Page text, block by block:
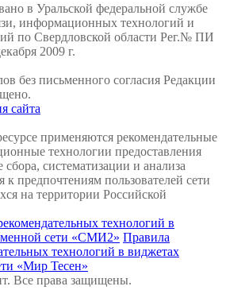
в Уральской федеральной службе
информационных технологий и
по Свердловской области Рег.№ ПИ
2009 г.
без письменного согласия Редакции
сайта
применяются рекомендательные
технологии предоставления
систематизации и анализа
к предпочтениям пользователей сети
на территории Российской
технологий в
сети «СМИ2» Правила
технологий в виджетах
«Мир Тесен»
Все права защищены.